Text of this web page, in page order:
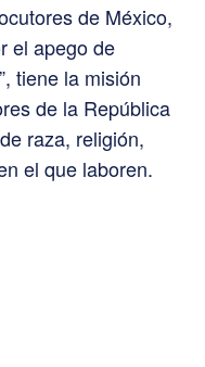
de México,
el apego de
tiene la misión
de la República
raza, religión,
el que laboren.